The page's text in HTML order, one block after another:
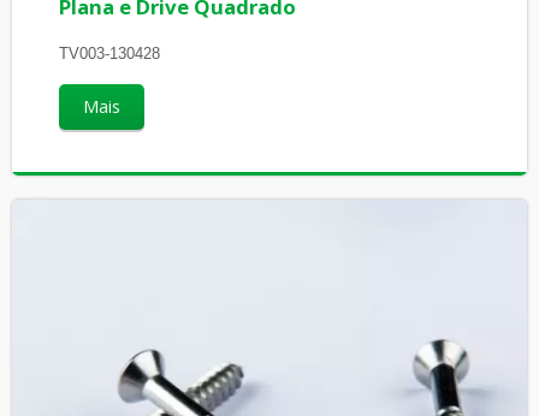
Plana e Drive Quadrado
TV003-130428
Mais